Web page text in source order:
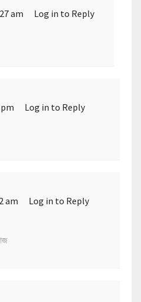
am
Log in to Reply
Log in to Reply
am
Log in to Reply